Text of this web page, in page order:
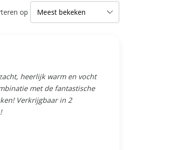
op
heerlijk warm en vocht
met de fantastische
Verkrijgbaar in 2